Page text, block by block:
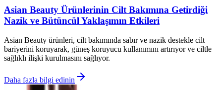
Asian Beauty Ürünlerinin Cilt Bakımına Getirdiği
Nazik ve Bütüncül Yaklaşımın Etkileri
Asian Beauty ürünleri, cilt bakımında sabır ve nazik destekle cilt
bariyerini koruyarak, güneş koruyucu kullanımını artırıyor ve ciltle
sağlıklı ilişki kurulmasını sağlıyor.
Daha fazla bilgi edinin